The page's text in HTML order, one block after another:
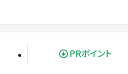
PRポイント